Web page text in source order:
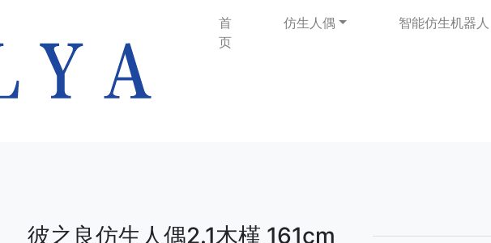
首
页
仿生人偶 智能仿生机器人
彼之良仿生人偶2.1木槿 161cm